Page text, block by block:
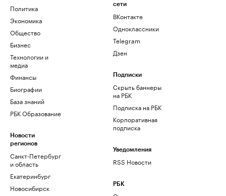
Политика
Экономика
Общество
Бизнес
Технологии и
медиа
Финансы
Биографии
База знаний
РБК Образование
Новости
регионов
Санкт-Петербург
и область
Екатеринбург
Новосибирск
сети
ВКонтакте
Одноклассники
Telegram
Дзен
Подписки
Скрыть баннеры
на РБК
Подписка на РБК
Корпоративная
подписка
Уведомления
RSS Новости
РБК